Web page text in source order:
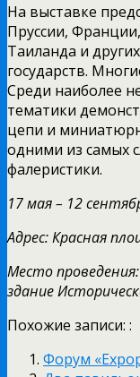
На выставке
Пруссии,
Таиланда и
государств.
Среди наиболее
тематики
цепи и
одними из самых
фалеристики.
17 мая – 12
Адрес: Красная
Место
здание
Похожие записи: :
Форум